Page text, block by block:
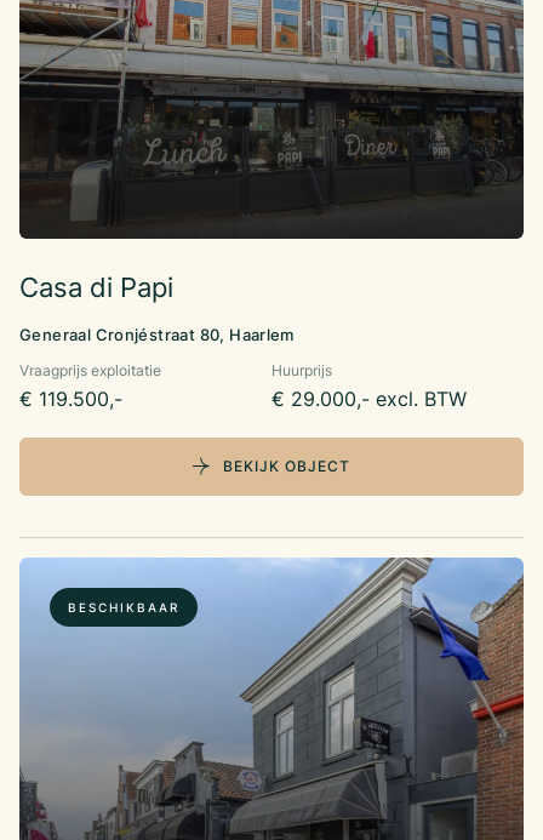
Casa di Papi
Generaal Cronjéstraat 80, Haarlem
Vraagprijs exploitatie
€ 119.500,-
Huurprijs
€ 29.000,- excl. BTW
BEKIJK OBJECT
BESCHIKBAAR